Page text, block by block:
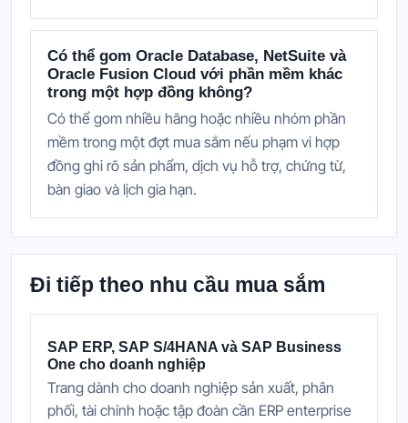
Có thể gom Oracle Database, NetSuite và
Oracle Fusion Cloud với phần mềm khác
trong một hợp đồng không?
Có thể gom nhiều hãng hoặc nhiều nhóm phần
mềm trong một đợt mua sắm nếu phạm vi hợp
đồng ghi rõ sản phẩm, dịch vụ hỗ trợ, chứng từ,
bàn giao và lịch gia hạn.
Đi tiếp theo nhu cầu mua sắm
SAP ERP, SAP S/4HANA và SAP Business
One cho doanh nghiệp
Trang dành cho doanh nghiệp sản xuất, phân
phối, tài chính hoặc tập đoàn cần ERP enterprise